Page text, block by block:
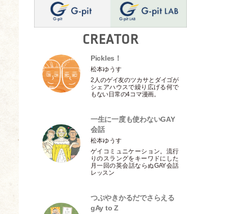
CREATOR
Pickles！
松本ゆうす
2人のゲイ友のツカサとダイゴが
シェアハウスで繰り広げる何で
もない日常の4コマ漫画。
一生に一度も使わないGAY
会話
松本ゆうす
ゲイコミュニケーション。流行
りのスラングをキーワドにした
月一回の英会話ならぬGAY会話
レッスン
つぶやきかるだでさらえる
gAy to Z